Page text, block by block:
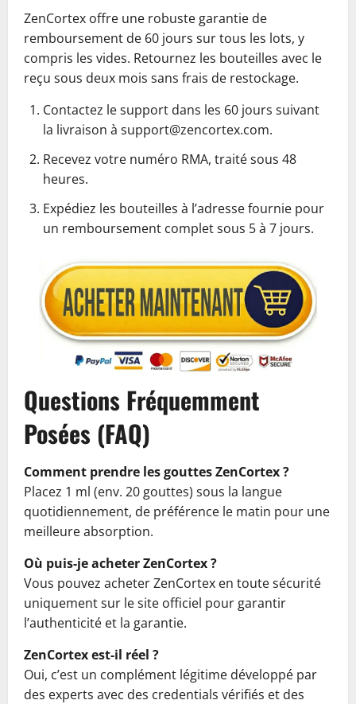
ZenCortex offre une robuste garantie de
remboursement de 60 jours sur tous les lots, y
compris les vides. Retournez les bouteilles avec le
reçu sous deux mois sans frais de restockage.
Contactez le support dans les 60 jours suivant
la livraison à support@zencortex.com.
Recevez votre numéro RMA, traité sous 48
heures.
Expédiez les bouteilles à l’adresse fournie pour
un remboursement complet sous 5 à 7 jours.
Questions Fréquemment
Posées (FAQ)
Comment prendre les gouttes ZenCortex ?
Placez 1 ml (env. 20 gouttes) sous la langue
quotidiennement, de préférence le matin pour une
meilleure absorption.
Où puis-je acheter ZenCortex ?
Vous pouvez acheter ZenCortex en toute sécurité
uniquement sur le site officiel pour garantir
l’authenticité et la garantie.
ZenCortex est-il réel ?
Oui, c’est un complément légitime développé par
des experts avec des credentials vérifiés et des